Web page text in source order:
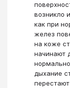
возникло
как при
желез
на коже
начинают
дыхание